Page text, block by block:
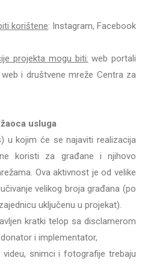
korištene: Instagram, Facebook
projekta mogu biti: web portali
i društvene mreže Centra za
usluga
u kojim će se najaviti realizacija
koristi za građane i njihovo
Ova aktivnost je od velike
velikog broja građana (po
uključenu u projekat).
kratki telop sa disclamerom
i implementator,
snimci i fotografije trebaju